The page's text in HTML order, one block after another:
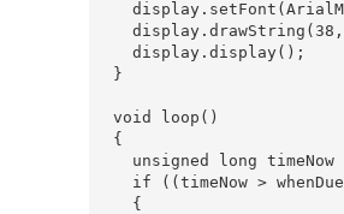
  display.display();
}
void loop()
{
unsigned long timeNow
if ((timeNow >
  {